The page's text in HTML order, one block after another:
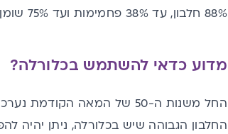
88% חלבון, עד 38% פחמימות ועד 75% שומן.
מדוע כדאי להשתמש בכלורלה?
החל משנות ה-50 של המאה
החלבון הגבוהה שיש בכלורלה, ניתן יהיה